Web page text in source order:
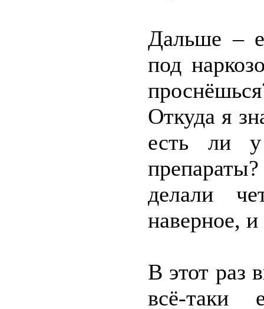
Дальше –
под
Откуда я
есть ли у
делали
наверное,
В этот раз
всё-таки